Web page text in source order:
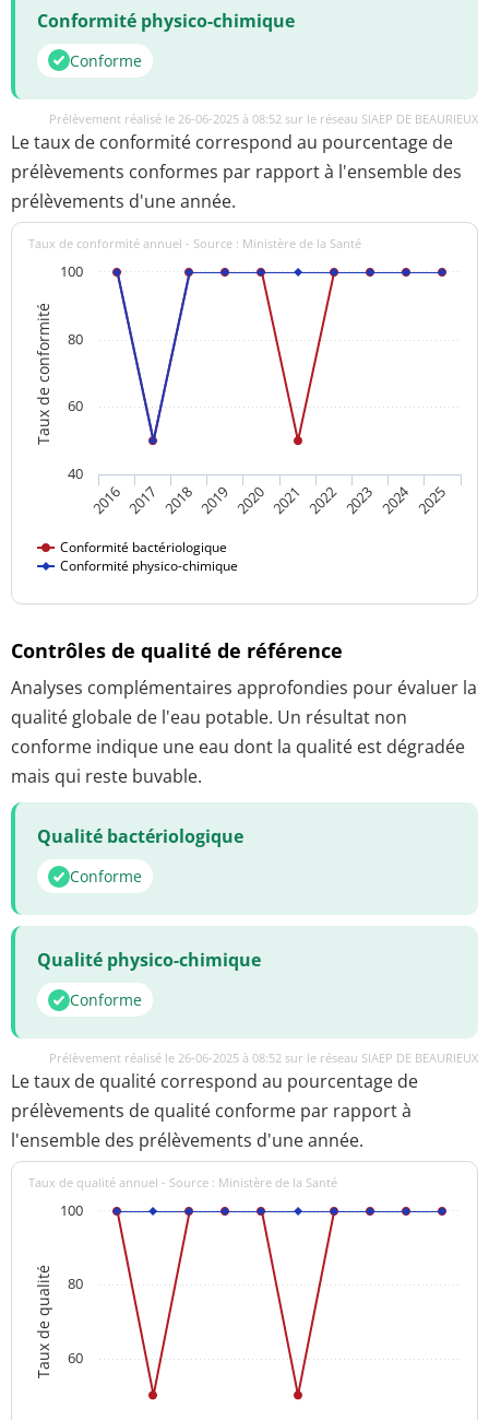
Conformité physico-chimique
Conforme
Prélèvement réalisé le 26-06-2025 à 08:52 sur le réseau SIAEP DE BEAURIEUX
Le taux de conformité correspond au pourcentage de
prélèvements conformes par rapport à l'ensemble des
prélèvements d'une année.
Taux de conformité
Taux de conformité annuel - Source : Ministère de la Santé
Conformité bactériologique
Conformité physico-chimique
2016 2017 2018 2019 2020 2021 2022 2023 2024 2025
40
60
80
100
Contrôles de qualité de référence
Analyses complémentaires approfondies pour évaluer la
qualité globale de l'eau potable. Un résultat non
conforme indique une eau dont la qualité est dégradée
mais qui reste buvable.
Qualité bactériologique
Conforme
Qualité physico-chimique
Conforme
Prélèvement réalisé le 26-06-2025 à 08:52 sur le réseau SIAEP DE BEAURIEUX
Le taux de qualité correspond au pourcentage de
prélèvements de qualité conforme par rapport à
l'ensemble des prélèvements d'une année.
Taux de qualité
Taux de qualité annuel - Source : Ministère de la Santé
60
80
100